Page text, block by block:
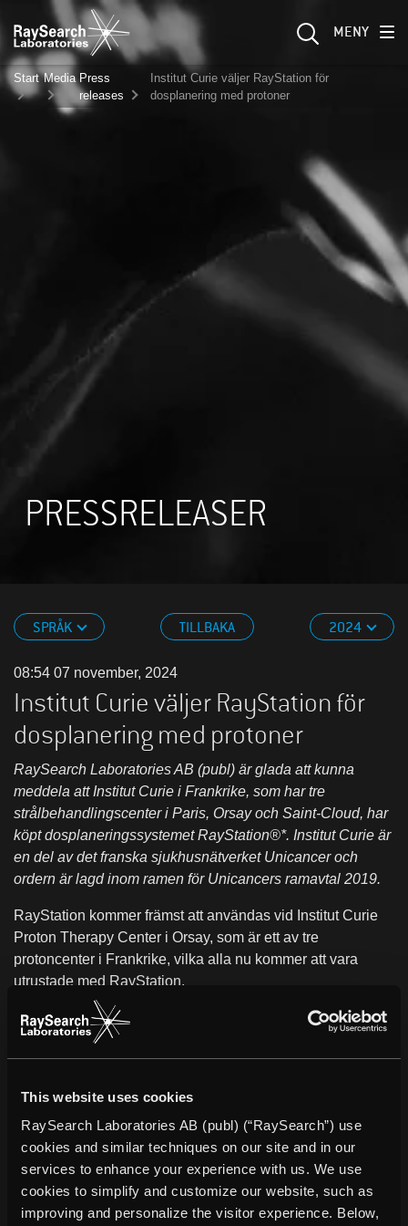
This website uses cookies
RaySearch Laboratories AB (publ) (“RaySearch”) use
cookies and similar techniques on our site and in our
services to enhance your experience with us. We use
cookies to simplify and customize our website, such as
improving and personalize the visitor experience. Below,
MENY
Start Media Press
releases
Institut Curie väljer RayStation för
dosplanering med protoner
PRESSRELEASER
SPRÅK TILLBAKA 2024
08:54 07 november, 2024
Institut Curie väljer RayStation för
dosplanering med protoner
RaySearch Laboratories AB (publ) är glada att kunna
meddela att Institut Curie i Frankrike, som har tre
strålbehandlingscenter i Paris, Orsay och Saint-Cloud, har
köpt dosplaneringssystemet RayStation®*. Institut Curie är
en del av det franska sjukhusnätverket Unicancer och
ordern är lagd inom ramen för Unicancers ramavtal 2019.
RayStation kommer främst att användas vid Institut Curie
Proton Therapy Center i Orsay, som är ett av tre
protoncenter i Frankrike, vilka alla nu kommer att vara
utrustade med RayStation.
Köpet innebär att Institut Curie får tillgång till avancerad
RayStation-teknologi såsom LET-optimering, adaptiv
planering och AI-baserade funktioner för autokonturering
Régis Ferrand, Head of Physics, Institut Curie: “De
avancerade nyckelverktyg som finns i RaySearchs system
kommer att hjälpa oss att optimera kvaliteten på våra
protonbehandlingar.”
Johan Löf, grundare och vd, RaySearch: “Vi är stolta över